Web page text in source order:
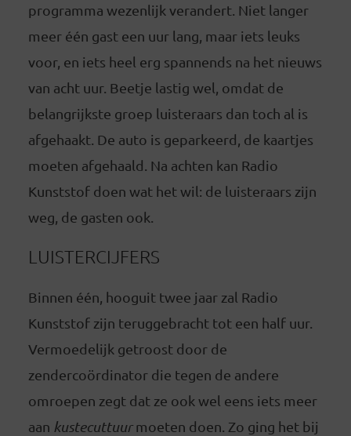
programma wezenlijk verandert. Niet langer
meer één gast een uur lang, maar iets leuks
voor, en iets heel erg spannends na het nieuws
van acht uur. Beetje lastig wel, omdat de
belangrijkste groep luisteraars dan toch al is
afgehaakt. De auto is geparkeerd, de kaartjes
moeten afgehaald. Na achten kan Radio
Kunststof doen wat het wil: de luisteraars zijn
weg, de gasten ook.
LUISTERCIJFERS
Binnen één, hooguit twee jaar zal Radio
Kunststof zijn teruggebracht tot een half uur.
Vermoedelijk getroost door de
zendercoördinator die tegen de andere
omroepen zegt dat ze ook wel eens iets meer
aan kustecuttuurmoeten doen. Zo ging het bij